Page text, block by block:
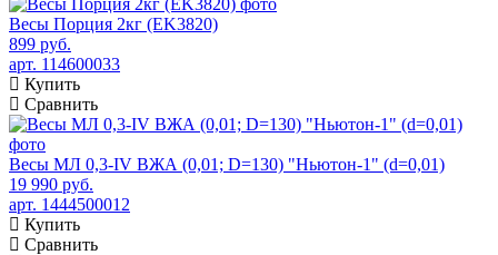
Весы Порция 2кг (EK3820)
899 руб.
арт. 114600033
Купить
Сравнить
Весы МЛ 0,3-IV ВЖА (0,01; D=130) "Ньютон-1" (d=0,01)
19 990 руб.
арт. 1444500012
Купить
Сравнить